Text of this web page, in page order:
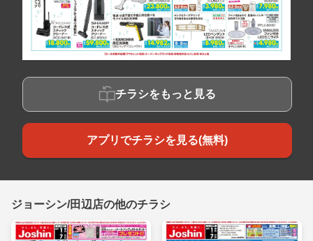
チラシをもっと見る
アプリでチラシを見る(無料)
ジョーシン/田辺店の他のチラシ